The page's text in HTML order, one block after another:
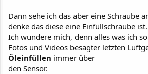
Dann sehe ich das aber eine Schraube
denke das diese eine Einfüllschraube ist.
Ich wundere mich, denn alles was ich
Fotos und Videos besagter letzten
Öleinfüllen immer über
den Sensor.